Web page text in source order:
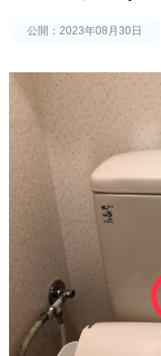
公開：2023年08月30日